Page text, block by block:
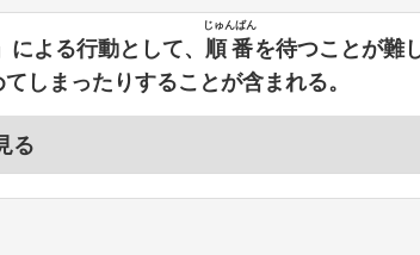
による行動として、 順番
じゅんばん
を待つことが難
しまったりすることが含まれる。
る